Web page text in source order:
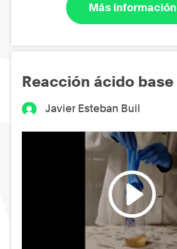
Más información
Reacción ácido base
Javier Esteban Buil